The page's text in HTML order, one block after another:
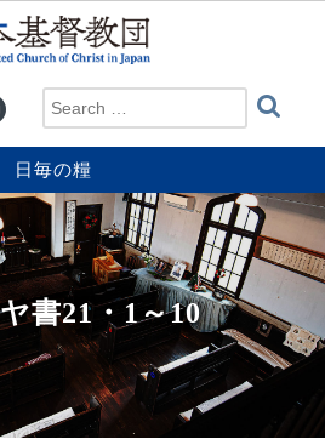
日毎の糧
書21・1～10